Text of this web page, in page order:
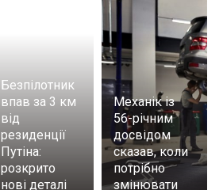
Безпілотник
впав за 3 км
від
резиденції
Путіна:
розкрито
нові деталі
Механік із
56-річним
досвідом
сказав, коли
потрібно
змінювати